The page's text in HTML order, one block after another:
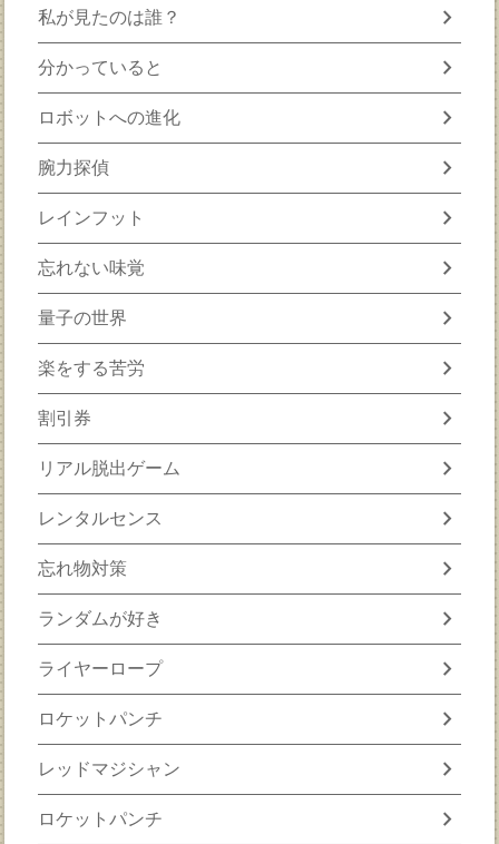
私が見たのは誰？ chevron_right
分かっていると chevron_right
ロボットへの進化 chevron_right
腕力探偵 chevron_right
レインフット chevron_right
忘れない味覚 chevron_right
量子の世界 chevron_right
楽をする苦労 chevron_right
割引券 chevron_right
リアル脱出ゲーム chevron_right
レンタルセンス chevron_right
忘れ物対策 chevron_right
ランダムが好き chevron_right
ライヤーロープ chevron_right
ロケットパンチ chevron_right
レッドマジシャン chevron_right
ロケットパンチ chevron_right